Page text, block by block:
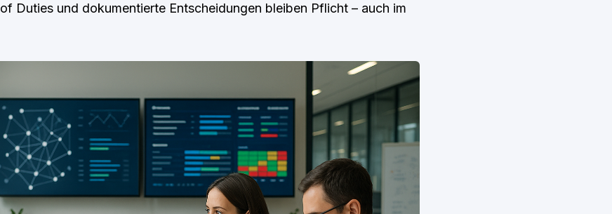
Duties und dokumentierte Entscheidungen bleiben Pflicht – auch im